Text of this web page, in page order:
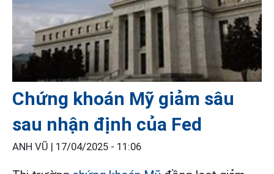
Chứng khoán Mỹ giảm sâu
sau nhận định của Fed
ANH VŨ | 17/04/2025 - 11:06